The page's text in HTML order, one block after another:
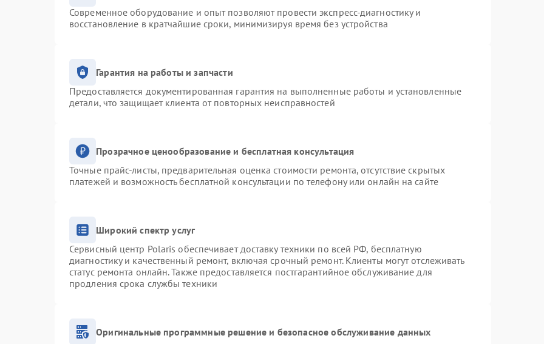
Современное оборудование и опыт позволяют провести экспресс-диагностику и
восстановление в кратчайшие сроки, минимизируя время без устройства
Гарантия на работы и запчасти
Предоставляется документированная гарантия на выполненные работы и установленные
детали, что защищает клиента от повторных неисправностей
Прозрачное ценообразование и бесплатная консультация
Точные прайс-листы, предварительная оценка стоимости ремонта, отсутствие скрытых
платежей и возможность бесплатной консультации по телефону или онлайн на сайте
Широкий спектр услуг
Сервисный центр Polaris обеспечивает доставку техники по всей РФ, бесплатную
диагностику и качественный ремонт, включая срочный ремонт. Клиенты могут отслеживать
статус ремонта онлайн. Также предоставляется постгарантийное обслуживание для
продления срока службы техники
Оригинальные программные решение и безопасное обслуживание данных